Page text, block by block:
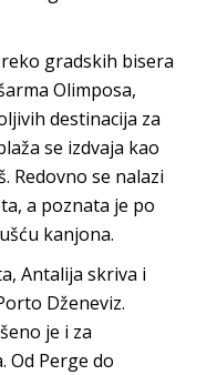
gradskih bisera
Olimposa,
destinacija za
se izdvaja kao
Redovno se nalazi
a poznata je po
kanjona.
Antalija skriva i
Dženeviz.
je i za
Od Perge do